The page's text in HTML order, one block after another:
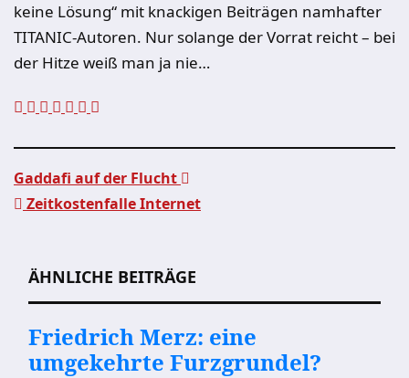
keine Lösung“ mit knackigen Beiträgen namhafter
TITANIC-Autoren. Nur solange der Vorrat reicht – bei
der Hitze weiß man ja nie…
Gaddafi auf der Flucht
Zeitkostenfalle Internet
ÄHNLICHE BEITRÄGE
Friedrich Merz: eine
umgekehrte Furzgrundel?